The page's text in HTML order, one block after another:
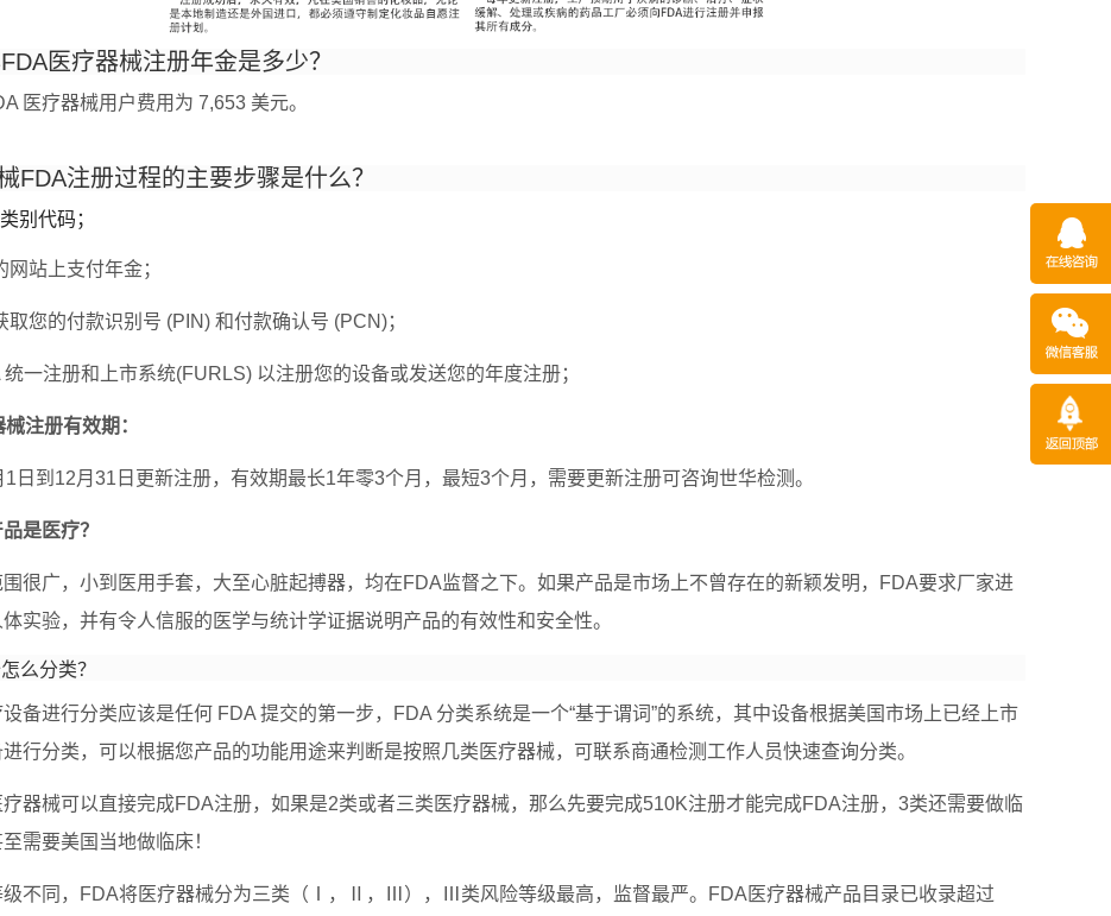
医疗器械注册年金是多少？
医疗器械用户费用为 7,653 美元。
FDA注册过程的主要步骤是什么？
别代码；
网站上支付年金；
取您的付款识别号 (PIN) 和付款确认号 (PCN)；
一注册和上市系统(FURLS) 以注册您的设备或发送您的年度注册；
注册有效期：
日到12月31日更新注册，有效期最长1年零3个月，最短3个月，需要更新注册可咨询世华检测。
是医疗？
围很广，小到医用手套，大至心脏起搏器，均在FDA监督之下。如果产品是市场上不曾存在的新颖发明，FDA要求厂家进
实验，并有令人信服的医学与统计学证据说明产品的有效性和安全性。
么分类？
备进行分类应该是任何 FDA 提交的第一步，FDA 分类系统是一个“基于谓词”的系统，其中设备根据美国市场上已经上市
行分类，可以根据您产品的功能用途来判断是按照几类医疗器械，可联系商通检测工作人员快速查询分类。
器械可以直接完成FDA注册，如果是2类或者三类医疗器械，那么先要完成510K注册才能完成FDA注册，3类还需要做临
需要美国当地做临床！
级不同，FDA将医疗器械分为三类（Ⅰ，Ⅱ，Ⅲ），Ⅲ类风险等级最高，监督最严。FDA医疗器械产品目录已收录超过